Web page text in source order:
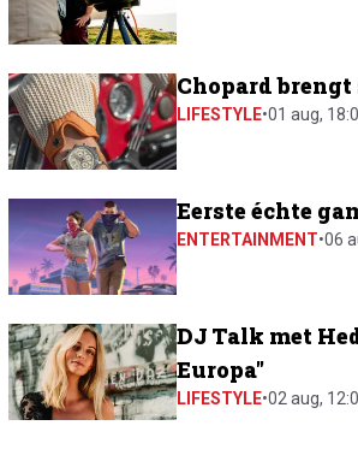
Chopard
LIFESTYLE•01 aug,
Eerste échte
ENTERTAINMENT•06
DJ Talk met
Europa"
LIFESTYLE•02 aug,